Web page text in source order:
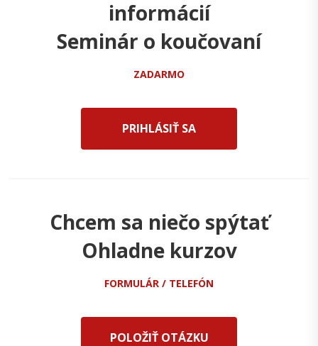
informácií
Seminár o koučovaní
ZADARMO
PRIHLÁSIŤ SA
Chcem sa niečo spýtať
Ohladne kurzov
FORMULÁR / TELEFÓN
POLOŽIŤ OTÁZKU